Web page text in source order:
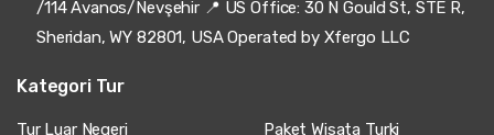
/114 Avanos/Nevşehir 📍 US Office: 30 N Gould St, STE R,
Sheridan, WY 82801, USA Operated by Xfergo LLC
Kategori Tur
Tur Luar Negeri Paket Wisata Turki